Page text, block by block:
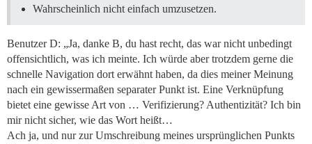
Wahrscheinlich nicht einfach umzusetzen.
Benutzer D: „Ja, danke B, du hast recht, das war nicht unbedingt
offensichtlich, was ich meinte. Ich würde aber trotzdem gerne die
schnelle Navigation dort erwähnt haben, da dies meiner Meinung
nach ein gewissermaßen separater Punkt ist. Eine Verknüpfung
bietet eine gewisse Art von … Verifizierung? Authentizität? Ich bin
mir nicht sicher, wie das Wort heißt…
Ach ja, und nur zur Umschreibung meines ursprünglichen Punkts